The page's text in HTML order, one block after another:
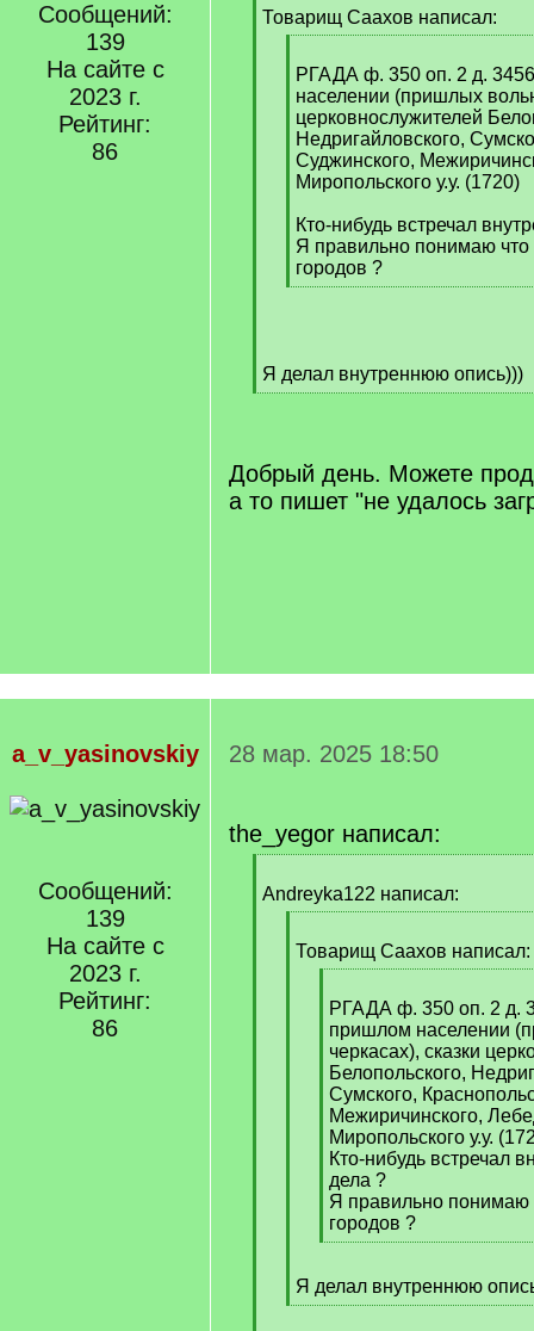
Сообщений:
139
На сайте с
2023 г.
Рейтинг:
86
q
Товарищ Саахов написал:
q
]
РГАДА ф. 350 оп. 2 д.
населении (пришлых
церковнослужителей
Недригайловского,
Суджинского,
Миропольского у.у. (1720)
Кто-нибудь встречал
Я правильно понимаю что
городов ?
[
Я делал внутреннюю опись)))
[
]
Добрый день. Можете
а то пишет "не удалось
a_v_yasinovskiy
Сообщений:
139
На сайте с
2023 г.
Рейтинг:
86
28 мар. 2025 18:50
the_yegor написал:
q
Andreyka122 написал:
q
Товарищ Саахов написал:
q
]
РГАДА ф. 350 оп. 2 д.
пришлом населении
черкасах), сказки
Белопольского,
Сумского,
Межиричинского,
Миропольского у.у.
Кто-нибудь встречал
дела ?
Я правильно понимаю
городов ?
[
q
]
Я делал внутреннюю
[